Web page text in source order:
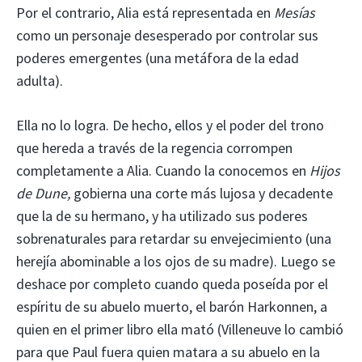
Por el contrario, Alia está representada en Mesías
como un personaje desesperado por controlar sus
poderes emergentes (una metáfora de la edad
adulta).
Ella no lo logra. De hecho, ellos y el poder del trono
que hereda a través de la regencia corrompen
completamente a Alia. Cuando la conocemos en Hijos
de Dune, gobierna una corte más lujosa y decadente
que la de su hermano, y ha utilizado sus poderes
sobrenaturales para retardar su envejecimiento (una
herejía abominable a los ojos de su madre). Luego se
deshace por completo cuando queda poseída por el
espíritu de su abuelo muerto, el barón Harkonnen, a
quien en el primer libro ella mató (Villeneuve lo cambió
para que Paul fuera quien matara a su abuelo en la